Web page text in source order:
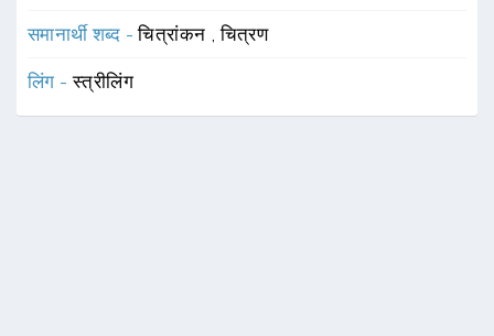
समानार्थी शब्द -चित्रांकन ,चित्रण
लिंग -स्त्रीलिंग